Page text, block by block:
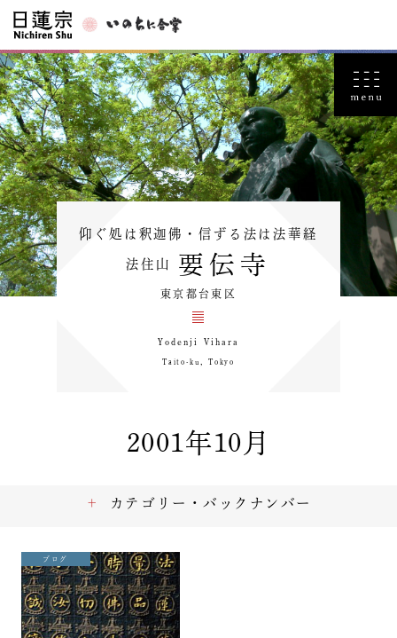
仰ぐ処は釈迦佛・信ずる法は法華経
法住山 要伝寺
東京都台東区
Yodenji Vihara
Taito-ku，Tokyo
2001年10月
ブログ
カテゴリー・バックナンバー